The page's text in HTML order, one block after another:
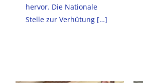
hervor. Die Nationale
Stelle zur Verhütung […]